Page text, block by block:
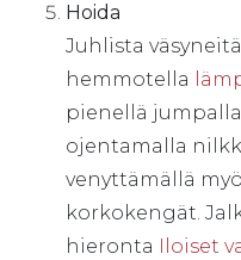
Hoida
Juhlista
hemmotella
pienellä
ojentamalla
venyttämällä
korkokengät.
hieronta Iloiset